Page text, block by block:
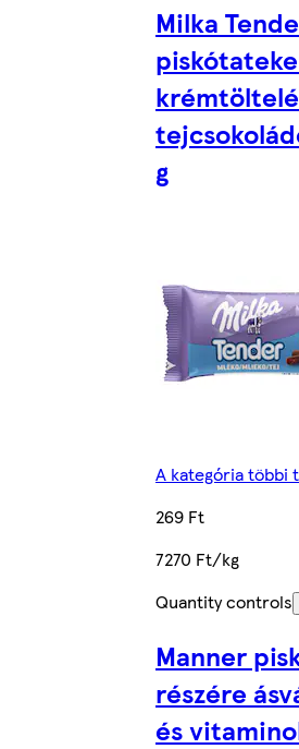
Milka
g
A kategória többi
269 Ft
7270 Ft/kg
Quantity controls
Manner
részére
és